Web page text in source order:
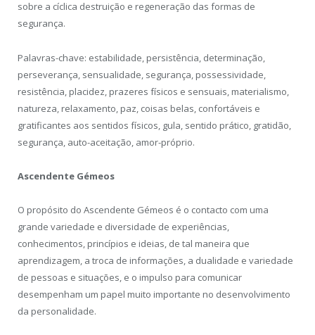
sobre a cíclica destruição e regeneração das formas de
segurança.
Palavras-chave: estabilidade, persistência, determinação,
perseverança, sensualidade, segurança, possessividade,
resistência, placidez, prazeres físicos e sensuais, materialismo,
natureza, relaxamento, paz, coisas belas, confortáveis e
gratificantes aos sentidos físicos, gula, sentido prático, gratidão,
segurança, auto-aceitação, amor-próprio.
Ascendente Gémeos
O propósito do Ascendente Gémeos é o contacto com uma
grande variedade e diversidade de experiências,
conhecimentos, princípios e ideias, de tal maneira que
aprendizagem, a troca de informações, a dualidade e variedade
de pessoas e situações, e o impulso para comunicar
desempenham um papel muito importante no desenvolvimento
da personalidade.